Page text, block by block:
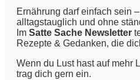
Ernährung darf einfach sein
alltagstauglich und ohne
Im Satte Sache Newsletter
Rezepte & Gedanken, die
Wenn du Lust hast auf mehr
trag dich gern ein.